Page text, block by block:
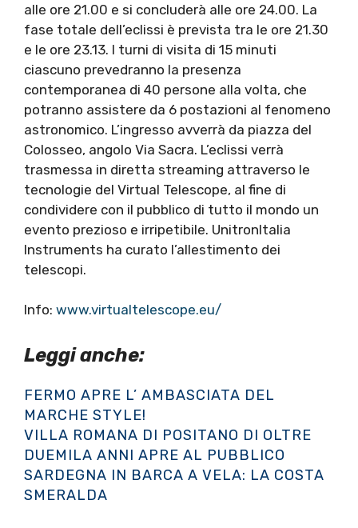
alle ore 21.00 e si concluderà alle ore 24.00. La
fase totale dell’eclissi è prevista tra le ore 21.30
e le ore 23.13. I turni di visita di 15 minuti
ciascuno prevedranno la presenza
contemporanea di 40 persone alla volta, che
potranno assistere da 6 postazioni al fenomeno
astronomico. L’ingresso avverrà da piazza del
Colosseo, angolo Via Sacra. L’eclissi verrà
trasmessa in diretta streaming attraverso le
tecnologie del Virtual Telescope, al fine di
condividere con il pubblico di tutto il mondo un
evento prezioso e irripetibile. UnitronItalia
Instruments ha curato l’allestimento dei
telescopi.
Info: www.virtualtelescope.eu/
Leggi anche:
FERMO APRE L’ AMBASCIATA DEL
MARCHE STYLE!
VILLA ROMANA DI POSITANO DI OLTRE
DUEMILA ANNI APRE AL PUBBLICO
SARDEGNA IN BARCA A VELA: LA COSTA
SMERALDA